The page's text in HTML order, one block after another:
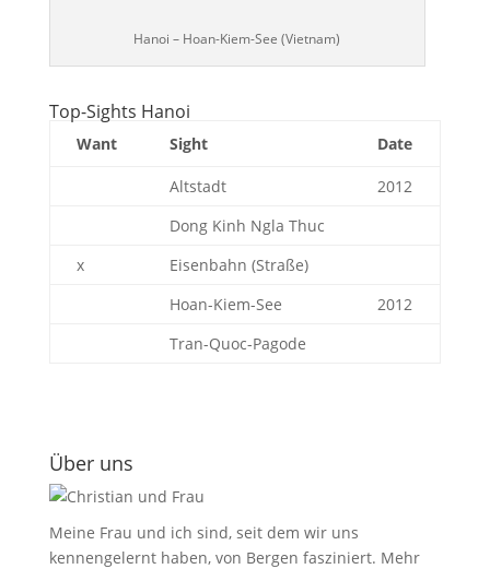
Hanoi – Hoan-Kiem-See (Vietnam)
Top-Sights Hanoi
Want Sight Date
Altstadt
2012
Dong Kinh Ngla Thuc
x
Eisenbahn (Straße)
Hoan-Kiem-See
2012
Tran-Quoc-Pagode
Über uns
Meine Frau und ich sind, seit dem wir uns
kennengelernt haben, von Bergen fasziniert. Mehr